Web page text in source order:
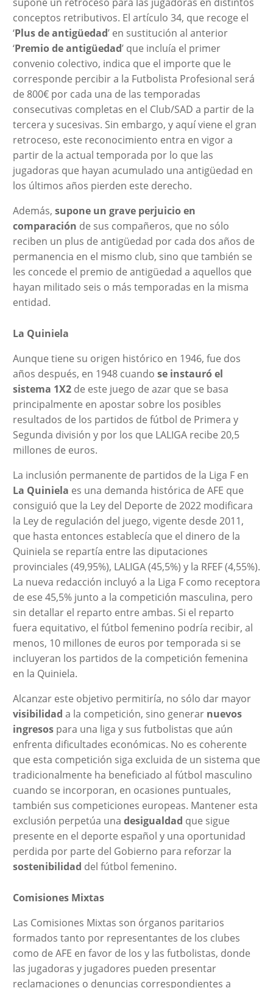
conceptos retributivos. El artículo 34, que recoge el
‘Plus de antigüedad’ en sustitución al anterior
‘Premio de antigüedad’ que incluía el primer
convenio colectivo, indica que el importe que le
corresponde percibir a la Futbolista Profesional será
de 800€ por cada una de las temporadas
consecutivas completas en el Club/SAD a partir de la
tercera y sucesivas. Sin embargo, y aquí viene el gran
retroceso, este reconocimiento entra en vigor a
partir de la actual temporada por lo que las
jugadoras que hayan acumulado una antigüedad en
los últimos años pierden este derecho.
Además, supone un grave perjuicio en
comparación de sus compañeros, que no sólo
reciben un plus de antigüedad por cada dos años de
permanencia en el mismo club, sino que también se
les concede el premio de antigüedad a aquellos que
hayan militado seis o más temporadas en la misma
entidad.
La Quiniela
Aunque tiene su origen histórico en 1946, fue dos
años después, en 1948 cuando se instauró el
sistema 1X2de este juego de azar que se basa
principalmente en apostar sobre los posibles
resultados de los partidos de fútbol de Primera y
Segunda división y por los que LALIGA recibe 20,5
millones de euros.
La inclusión permanente de partidos de la Liga F en
La Quiniela es una demanda histórica de AFE que
consiguió que la Ley del Deporte de 2022 modificara
la Ley de regulación del juego, vigente desde 2011,
que hasta entonces establecía que el dinero de la
Quiniela se repartía entre las diputaciones
provinciales (49,95%), LALIGA (45,5%) y la RFEF (4,55%).
La nueva redacción incluyó a la Liga F como receptora
de ese 45,5% junto a la competición masculina, pero
sin detallar el reparto entre ambas. Si el reparto
fuera equitativo, el fútbol femenino podría recibir, al
menos, 10 millones de euros por temporada si se
incluyeran los partidos de la competición femenina
en la Quiniela.
Alcanzar este objetivo permitiría, no sólo dar mayor
visibilidad a la competición, sino generar nuevos
ingresospara una liga y sus futbolistas que aún
enfrenta dificultades económicas. No es coherente
que esta competición siga excluida de un sistema que
tradicionalmente ha beneficiado al fútbol masculino
cuando se incorporan, en ocasiones puntuales,
también sus competiciones europeas. Mantener esta
exclusión perpetúa una desigualdad que sigue
presente en el deporte español y una oportunidad
perdida por parte del Gobierno para reforzar la
sostenibilidad del fútbol femenino.
Comisiones Mixtas
Las Comisiones Mixtas son órganos paritarios
formados tanto por representantes de los clubes
como de AFE en favor de los y las futbolistas, donde
las jugadoras y jugadores pueden presentar
reclamaciones o denuncias correspondientes a